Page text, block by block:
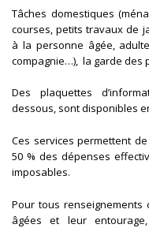
Tâches domestiques
courses, petits travaux de
à la personne âgée,
compagnie…), la garde des
Des plaquettes
dessous, sont disponibles
Ces services permettent
50 % des dépenses
imposables.
Pour tous renseignements
âgées et leur